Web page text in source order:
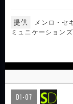
提供
メンロ・セ
ミュニケーション
D1-07